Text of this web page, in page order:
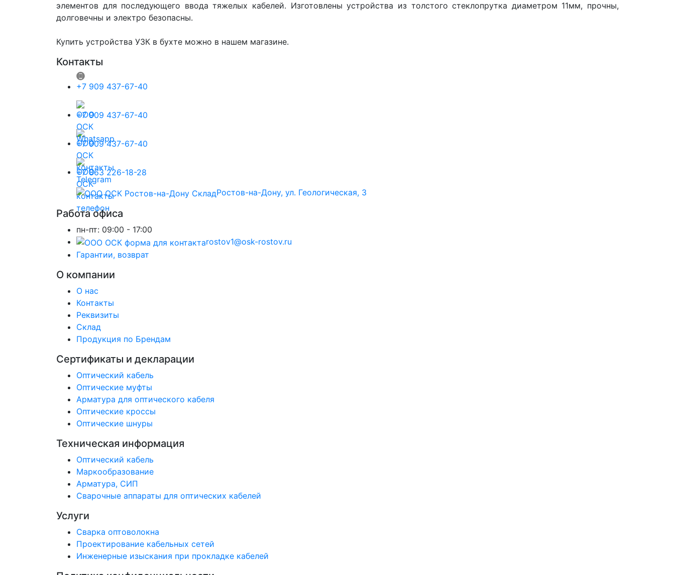
элементов для последующего ввода тяжелых кабелей. Изготовлены устройства из толстого стеклопрутка диаметром 11мм, прочны,
долговечны и электро безопасны.
Купить устройства УЗК в бухте можно в нашем магазине.
Контакты
+7 909 437-67-40
+7 909 437-67-40
+7 909 437-67-40
+7 863 226-18-28
Ростов-на-Дону, ул. Геологическая, 3
Работа офиса
пн-пт: 09:00 - 17:00
rostov1@osk-rostov.ru
Гарантии, возврат
О компании
О нас
Контакты
Реквизиты
Склад
Продукция по Брендам
Сертификаты и декларации
Оптический кабель
Оптические муфты
Арматура для оптического кабеля
Оптические кроссы
Оптические шнуры
Техническая информация
Оптический кабель
Маркообразование
Арматура, СИП
Сварочные аппараты для оптических кабелей
Услуги
Сварка оптоволокна
Проектирование кабельных сетей
Инженерные изыскания при прокладке кабелей